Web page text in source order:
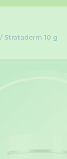
/ Strataderm 10 g